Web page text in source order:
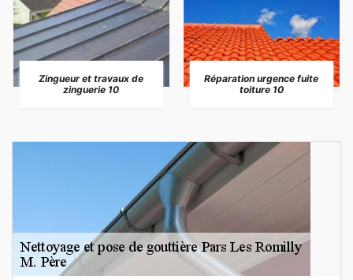
Zingueur et travaux de
zinguerie 10
Réparation urgence fuite
toiture 10